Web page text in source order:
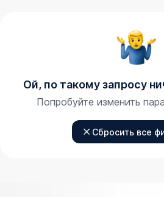
Ой, по такому запросу
Попробуйте изменить
Сбросить все